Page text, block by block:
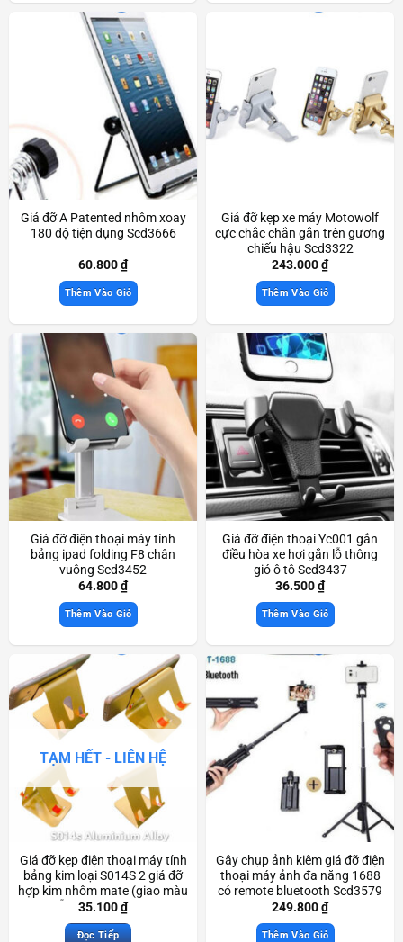
Giá đỡ A Patented nhôm xoay
180 độ tiện dụng Scd3666
60.800₫
Thêm Vào Giỏ
Giá đỡ kẹp xe máy Motowolf
cực chắc chắn gắn trên gương
chiếu hậu Scd3322
243.000₫
Thêm Vào Giỏ
Giá đỡ điện thoại máy tính
bảng ipad folding F8 chân
vuông Scd3452
64.800₫
Thêm Vào Giỏ
Giá đỡ điện thoại Yc001 gắn
điều hòa xe hơi gắn lỗ thông
gió ô tô Scd3437
36.500₫
Thêm Vào Giỏ
TẠM HẾT - LIÊN HỆ
Giá đỡ kẹp điện thoại máy tính
bảng kim loại S014S 2 giá đỡ
hợp kim nhôm mate (giao màu
ngẫu nhiên) Scd3229
35.100₫
Đọc Tiếp
Gậy chụp ảnh kiêm giá đỡ điện
thoại máy ảnh đa năng 1688
có remote bluetooth Scd3579
249.800₫
Thêm Vào Giỏ